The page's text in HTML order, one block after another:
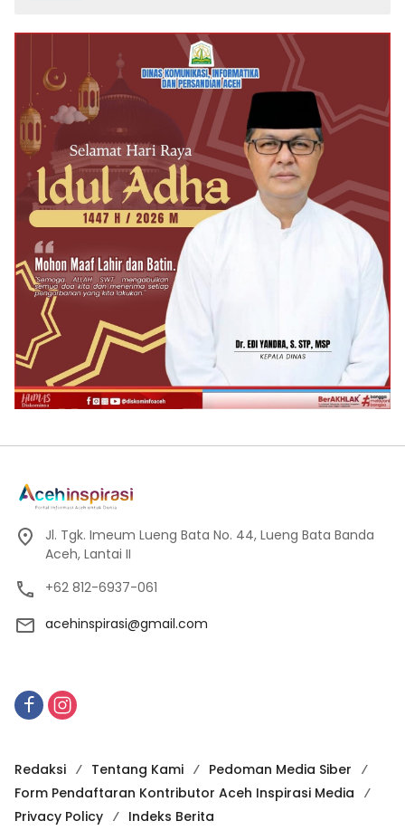
Jl. Tgk. Imeum Lueng Bata No. 44, Lueng Bata Banda
Aceh, Lantai II
+62 812-6937-061
acehinspirasi@gmail.com
Redaksi Tentang Kami
Pedoman Media Siber
Form Pendaftaran Kontributor Aceh Inspirasi Media
Privacy Policy
Indeks Berita